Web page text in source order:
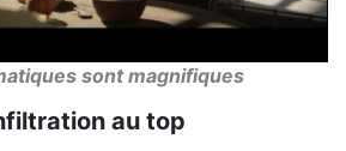
sont magnifiques
au top